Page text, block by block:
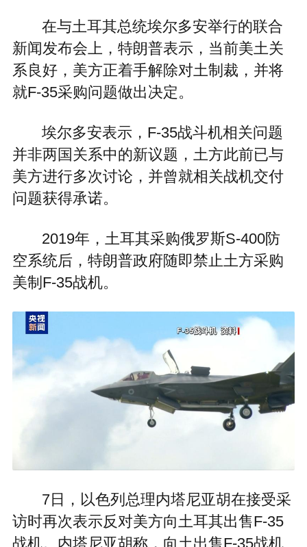
在与土耳其总统埃尔多安举行的联合
新闻发布会上，特朗普表示，当前美土关
系良好，美方正着手解除对土制裁，并将
就F-35采购问题做出决定。
埃尔多安表示，F-35战斗机相关问题
并非两国关系中的新议题，土方此前已与
美方进行多次讨论，并曾就相关战机交付
问题获得承诺。
2019年，土耳其采购俄罗斯S-400防
空系统后，特朗普政府随即禁止土方采购
美制F-35战机。
7日，以色列总理内塔尼亚胡在接受采
访时再次表示反对美方向土耳其出售F-35
战机。内塔尼亚胡称，向土出售F-35战机